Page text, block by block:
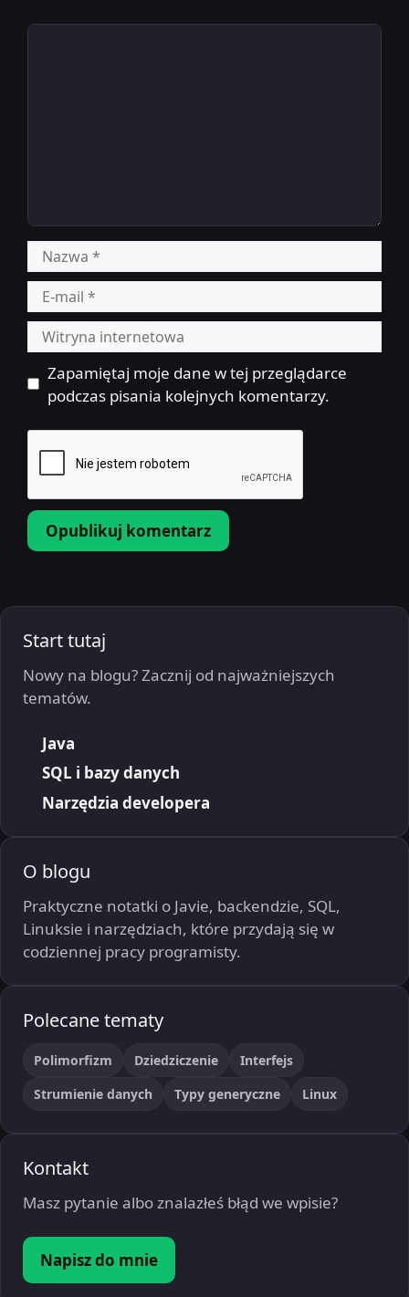
Komentarz
Nazwa
mail
Witryna
internetowa
Zapamiętaj moje dane w tej przeglądarce
podczas pisania kolejnych komentarzy.
Start tutaj
Nowy na blogu? Zacznij od najważniejszych
tematów.
Java
SQL i bazy danych
Narzędzia developera
O blogu
Praktyczne notatki o Javie, backendzie, SQL,
Linuksie i narzędziach, które przydają się w
codziennej pracy programisty.
Polecane tematy
Polimorfizm Dziedziczenie
Interfejs
Strumienie danych
Typy generyczne Linux
Kontakt
Masz pytanie albo znalazłeś błąd we wpisie?
Napisz do mnie